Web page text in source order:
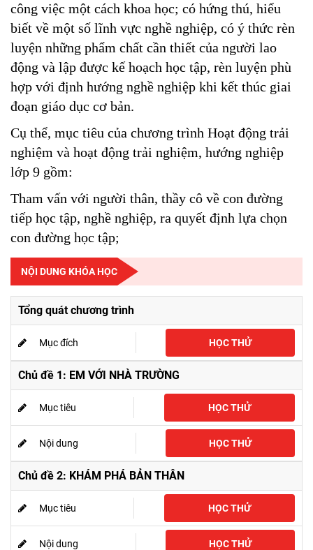
công việc một cách khoa học; có hứng thú, hiểu
biết về một số lĩnh vực nghề nghiệp, có ý thức rèn
luyện những phẩm chất cần thiết của người lao
động và lập được kế hoạch học tập, rèn luyện phù
hợp với định hướng nghề nghiệp khi kết thúc giai
đoạn giáo dục cơ bản.
Cụ thể, mục tiêu của chương trình Hoạt động trải
nghiệm và hoạt động trải nghiệm, hướng nghiệp
lớp 9 gồm:
Tham vấn với người thân, thầy cô về con đường
tiếp học tập, nghề nghiệp, ra quyết định lựa chọn
con đường học tập;
NỘI DUNG KHÓA HỌC
Tổng quát chương trình
Mục đích HỌC THỬ
Chủ đề 1: EM VỚI NHÀ TRƯỜNG
Mục tiêu HỌC THỬ
Nội dung HỌC THỬ
Chủ đề 2: KHÁM PHÁ BẢN THÂN
Mục tiêu HỌC THỬ
Nội dung HỌC THỬ